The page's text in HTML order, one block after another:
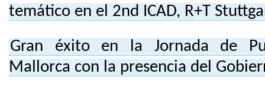
temático en el 2nd ICAD, R+T
Gran éxito en la Jornada de
Mallorca con la presencia del